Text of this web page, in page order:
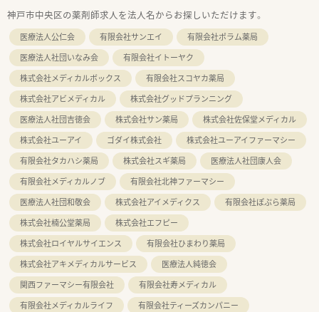
神戸市中央区の薬剤師求人を法人名からお探しいただけます。
医療法人公仁会 有限会社サンエイ
有限会社ポラム薬局
医療法人社団いなみ会
有限会社イトーヤク
株式会社メディカルボックス
有限会社スコヤカ薬局
株式会社アビメディカル
株式会社グッドプランニング
医療法人社団吉徳会
株式会社サン薬局
株式会社佐保堂メディカル
株式会社ユーアイ
ゴダイ株式会社
株式会社ユーアイファーマシー
有限会社タカハシ薬局
株式会社スギ薬局
医療法人社団康人会
有限会社メディカルノブ
有限会社北神ファーマシー
医療法人社団和敬会
株式会社アイメディクス
有限会社ぽぷら薬局
株式会社楠公堂薬局
株式会社エフピー
株式会社ロイヤルサイエンス
有限会社ひまわり薬局
株式会社アキメディカルサービス
医療法人純徳会
関西ファーマシー有限会社
有限会社寿メディカル
有限会社メディカルライフ
有限会社ティーズカンパニー